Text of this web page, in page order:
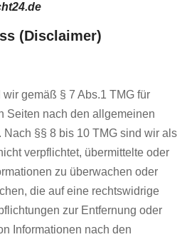
(Disclaimer)
gemäß § 7 Abs.1 TMG für
Seiten nach den allgemeinen
§§ 8 bis 10 TMG sind wir als
verpflichtet, übermittelte oder
zu überwachen oder
die auf eine rechtswidrige
zur Entfernung oder
Informationen nach den